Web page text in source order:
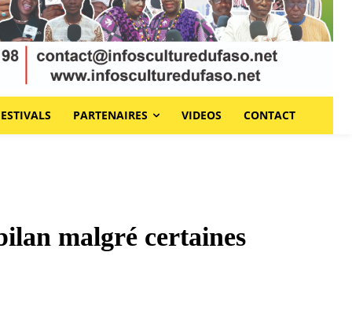
PARTENAIRES VIDEOS CONTACT
malgré certaines